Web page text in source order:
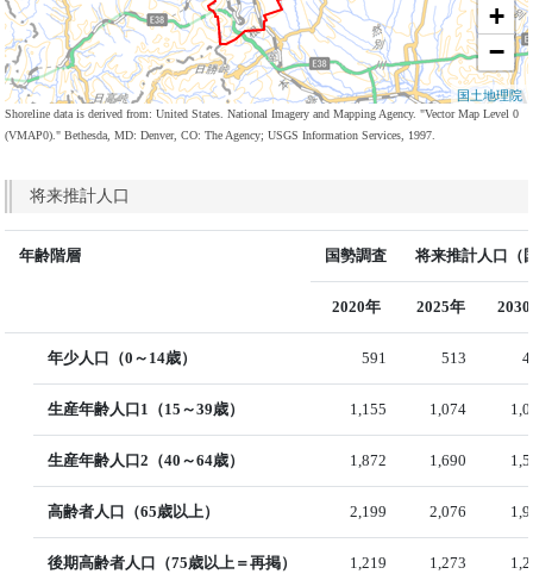
+
−
国土地理院
Shoreline data is derived from: United States. National Imagery and Mapping Agency. "Vector Map Level 0
(VMAP0)." Bethesda, MD: Denver, CO: The Agency; USGS Information Services, 1997.
将来推計人口
年齢階層 国勢調査 将来推計人口（
2020年 2025年
年少人口（0～14歳） 591 513
生産年齢人口1（15～39歳） 1,155 1,074
生産年齢人口2（40～64歳） 1,872 1,690
高齢者人口（65歳以上） 2,199 2,076
後期高齢者人口（75歳以上＝再掲） 1,219 1,273